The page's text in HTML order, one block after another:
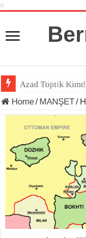
Azad Toptik
Home/ MANŞET/